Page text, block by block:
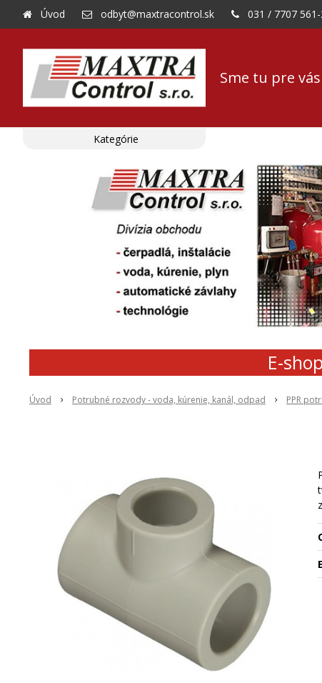
Sme tu pre
Úvod odbyt@maxtracontrol.sk 031 / 7707
E-
Úvod Potrubné rozvody - voda, kúrenie, kanál, odpad PPR
Kategórie